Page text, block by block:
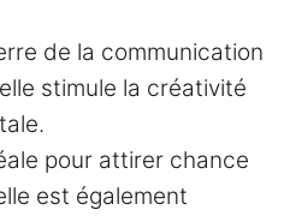
de la communication
stimule la créativité
pour attirer chance
est également